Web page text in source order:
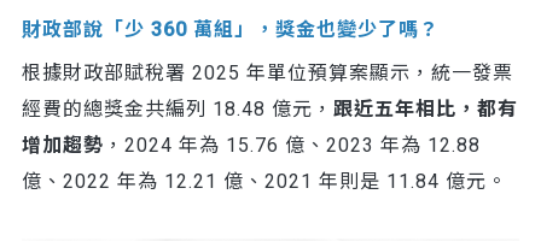
財政部說「少 360 萬組」，獎金也變少了嗎？
根據財政部賦稅署 2025 年單位預算案顯示，統一發票
經費的總獎金共編列 18.48 億元， 跟近五年相比，都有
增加趨勢 ，2024 年為 15.76 億、2023 年為 12.88
億、2022 年為 12.21 億、2021 年則是 11.84 億元。